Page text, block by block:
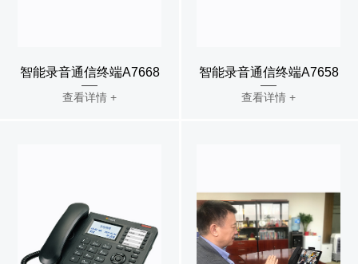
智能录音通信终端A7668
查看详情 +
智能录音通信终端A7658
查看详情 +